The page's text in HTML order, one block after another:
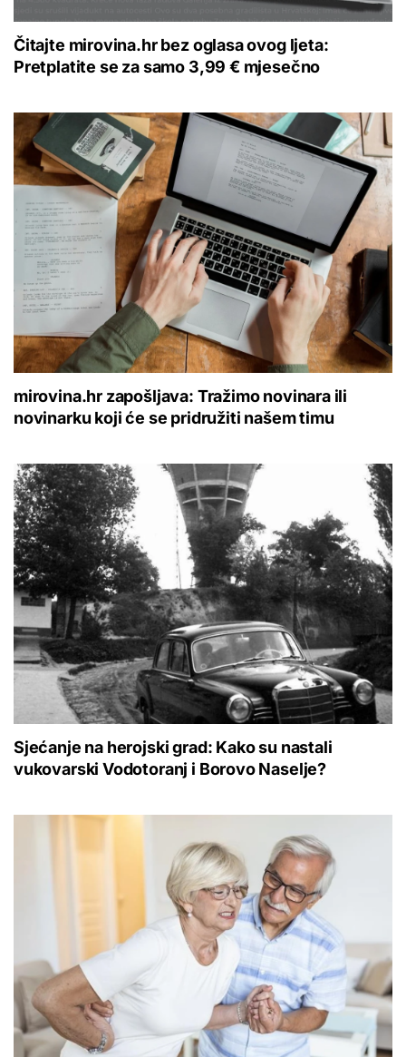
Čitajte mirovina.hr bez oglasa ovog ljeta:
Pretplatite se za samo 3,99 € mjesečno
mirovina.hr zapošljava: Tražimo novinara ili
novinarku koji će se pridružiti našem timu
Sjećanje na herojski grad: Kako su nastali
vukovarski Vodotoranj i Borovo Naselje?